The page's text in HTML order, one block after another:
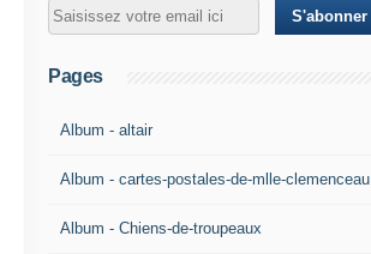
Pages
Album - altair
Album - cartes-postales-de-mlle-clemenceau
Album - Chiens-de-troupeaux